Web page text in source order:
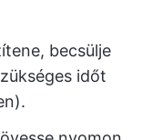
becsülje
időt